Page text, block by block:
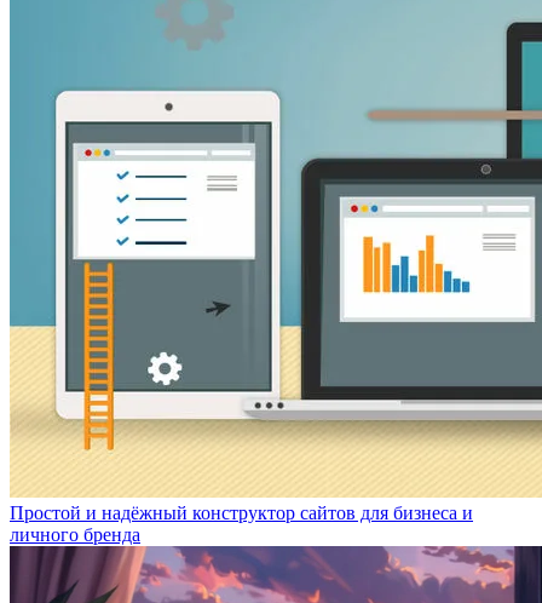
Простой и надёжный конструктор сайтов для бизнеса и
личного бренда